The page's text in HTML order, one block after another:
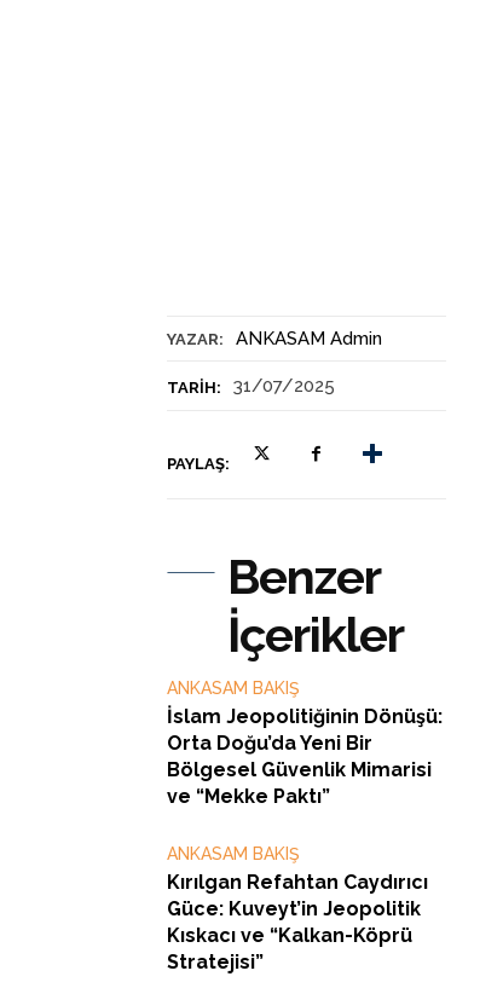
YAZAR: ANKASAM Admin
TARIH: 31/07/2025
PAYLAŞ:
Benzer
İçerikler
ANKASAM BAKIŞ
İslam Jeopolitiğinin Dönüşü:
Orta Doğu’da Yeni Bir
Bölgesel Güvenlik Mimarisi
ve “Mekke Paktı”
ANKASAM BAKIŞ
Kırılgan Refahtan Caydırıcı
Güce: Kuveyt’in Jeopolitik
Kıskacı ve “Kalkan-Köprü
Stratejisi”